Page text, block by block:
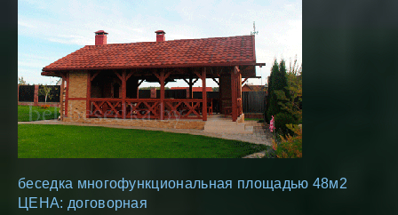
беседка многофункциональная площадью 48м2
ЦЕНА: договорная